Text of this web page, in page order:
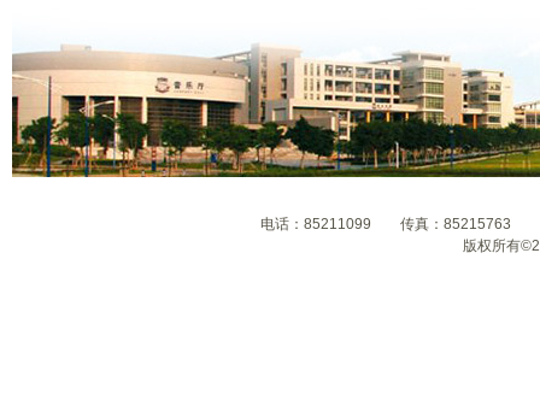
电话：85211099 传真：85215763 地
版权所有